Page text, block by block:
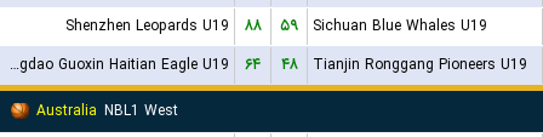
Shenzhen Leopards U19
۸۸ ۵۹
Sichuan Blue Whales U19
Qingdao Guoxin Haitian Eagle U19
۶۴ ۴۸
Tianjin Ronggang Pioneers U19
Australia NBL1 West